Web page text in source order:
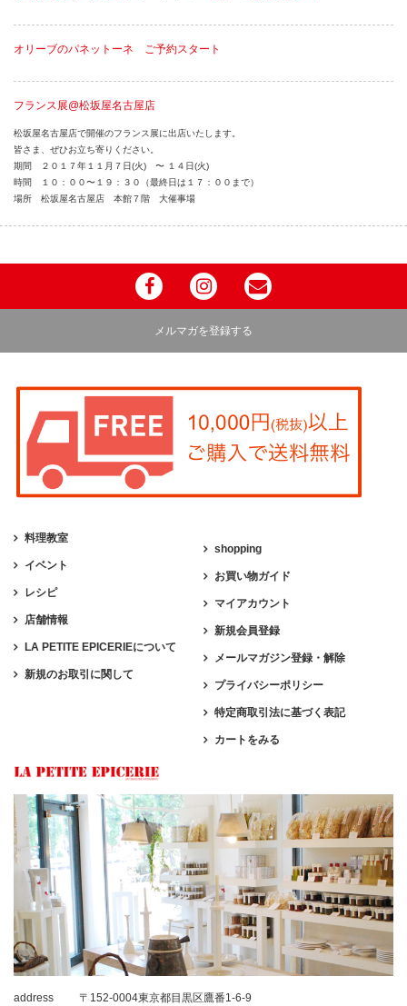
オリーブのパネットーネ ご予約スタート
フランス展@松坂屋名古屋店
松坂屋名古屋店で開催のフランス展に出店いたします。
皆さま、ぜひお立ち寄りください。
期間 ２０１７年１１月７日(火) 〜 １４日(火)
時間 １０：００〜１９：３０（最終日は１７：００まで）
場所 松坂屋名古屋店 本館７階 大催事場
メルマガを登録する
料理教室
イベント
レシピ
店舗情報
LA PETITE EPICERIEについて
新規のお取引に関して
shopping
お買い物ガイド
マイアカウント
新規会員登録
メールマガジン登録・解除
プライバシーポリシー
特定商取引法に基づく表記
カートをみる
address 〒152-0004東京都目黒区鷹番1-6-9